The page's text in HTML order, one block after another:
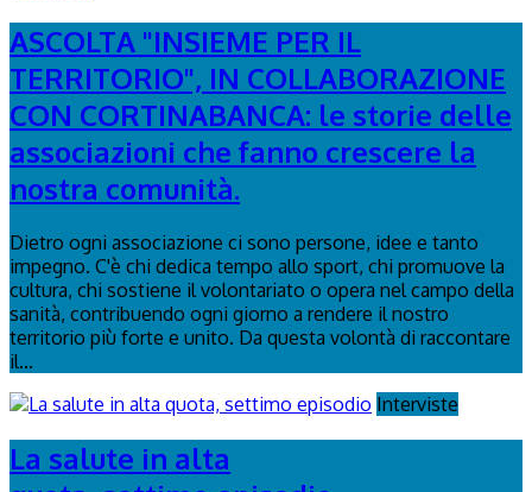
ASCOLTA "INSIEME PER IL
TERRITORIO", IN COLLABORAZIONE
CON CORTINABANCA: le storie delle
associazioni che fanno crescere la
nostra comunità.
Dietro ogni associazione ci sono persone, idee e tanto
impegno. C'è chi dedica tempo allo sport, chi promuove la
cultura, chi sostiene il volontariato o opera nel campo della
sanità, contribuendo ogni giorno a rendere il nostro
territorio più forte e unito. Da questa volontà di raccontare
il...
Interviste
La salute in alta